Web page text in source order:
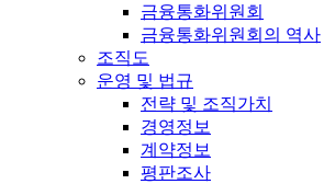
금융통화위원회
금융통화위원회의 역사
조직도
운영 및 법규
전략 및 조직가치
경영정보
계약정보
평판조사